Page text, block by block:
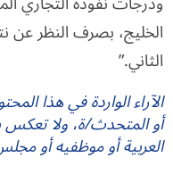
الخليج، بصرف النظر عن
الثاني.”
الآراء الواردة في هذا
أو المتحدث/ة، ولا تعكس
العربية أو موظفيه أو